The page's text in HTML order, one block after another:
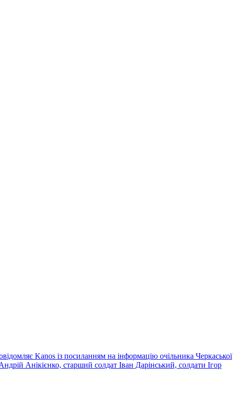
Kanos із посиланням на інформацію очільника Черкаської
Анікієнко, старший солдат Іван Дарінський, солдати Ігор